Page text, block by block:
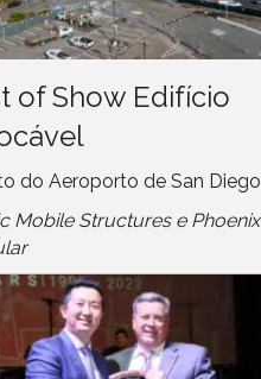
of Show Edifício
do Aeroporto de San Diego
Mobile Structures e Phoenix